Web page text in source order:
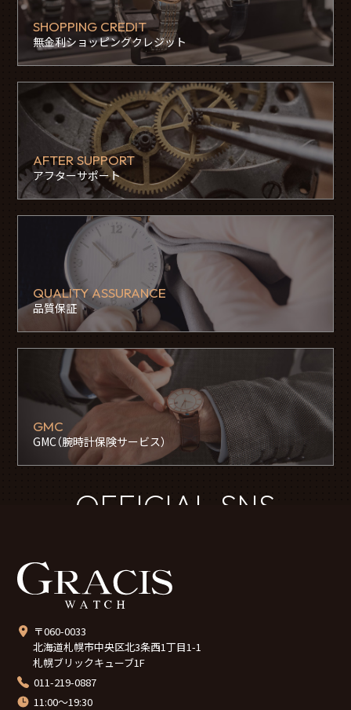
SHOPPING CREDIT
無金利ショッピングクレジット
AFTER SUPPORT
アフターサポート
QUALITY ASSURANCE
品質保証
GMC
GMC（腕時計保険サービス）
OFFICIAL SNS
〒060-0033
北海道札幌市中央区北3条西1丁目1-1
札幌ブリックキューブ1F
011-219-0887
11:00～19:30